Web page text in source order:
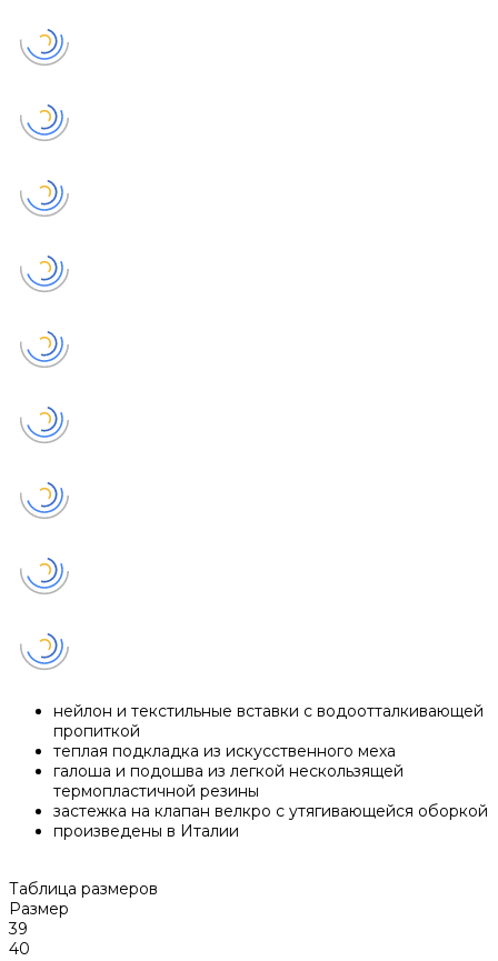
нейлон и текстильные вставки с водоотталкивающей
пропиткой
теплая подкладка из искусственного меха
галоша и подошва из легкой нескользящей
термопластичной резины
застежка на клапан велкро с утягивающейся оборкой
произведены в Италии
Таблица размеров
Размер
39
40